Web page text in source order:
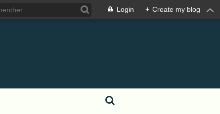
Login + Create my blog